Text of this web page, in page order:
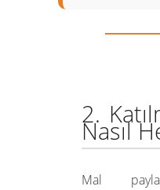
2.
Nasıl
Mal